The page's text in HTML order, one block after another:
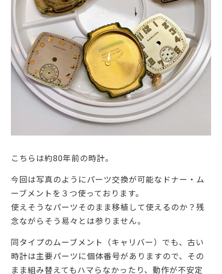
こちらは約80年前の時計。
今回は写真のようにパーツ交換が可能なドナー・ム
ーブメントを３つ使っております。
使えそうなパーツそのまま移植して使えるのか？残
念ながらそう易々とは参りません。
同タイプのムーブメント（キャリバー）でも、古い
時計は主要パーツに個体番号がありますので、その
まま組み替えてもハマらなかったり、動作が不安定